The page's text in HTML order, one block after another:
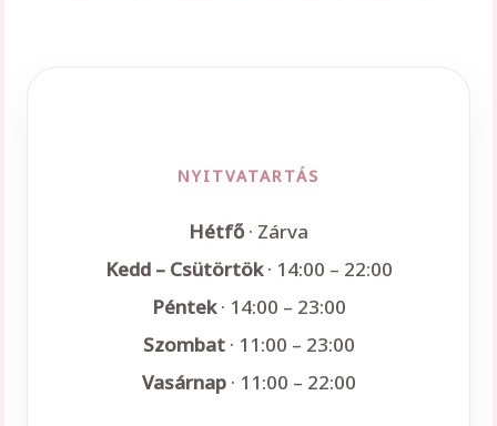
NYITVATARTÁS
Hétfő· Zárva
Kedd – Csütörtök· 14:00 – 22:00
Péntek· 14:00 – 23:00
Szombat· 11:00 – 23:00
Vasárnap· 11:00 – 22:00